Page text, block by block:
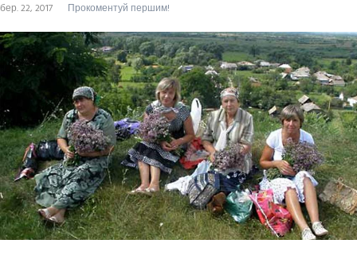
бер. 22, 2017 Прокоментуй першим!